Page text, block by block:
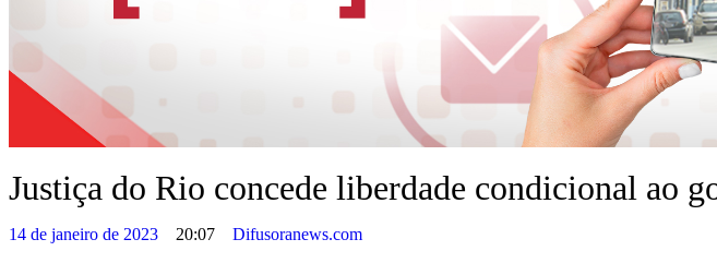
Justiça do Rio concede liberdade condicional ao
14 de janeiro de 2023 20:07 Difusoranews.com